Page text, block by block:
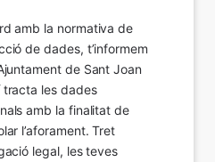
amb la normativa de
de dades, t’informem
de Sant Joan
tracta les dades
amb la finalitat de
l’aforament. Tret
legal, les teves